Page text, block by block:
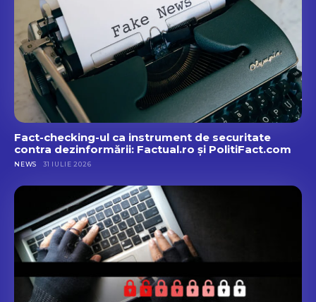
Fact-checking-ul ca instrument de securitate
contra dezinformării: Factual.ro și PolitiFact.com
NEWS 31 IULIE 2026